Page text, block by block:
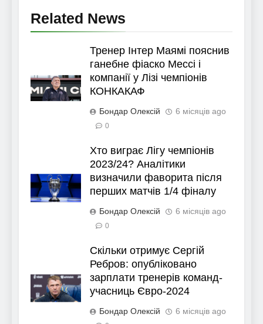
Related News
Тренер Інтер Маямі пояснив
ганебне фіаско Мессі і
компанії у Лізі чемпіонів
КОНКАКАФ
Бондар Олексій 6 місяців ago
0
Хто виграє Лігу чемпіонів
2023/24? Аналітики
визначили фаворита після
перших матчів 1/4 фіналу
Бондар Олексій 6 місяців ago
0
Скільки отримує Сергій
Ребров: опубліковано
зарплати тренерів команд-
учасниць Євро-2024
Бондар Олексій 6 місяців ago